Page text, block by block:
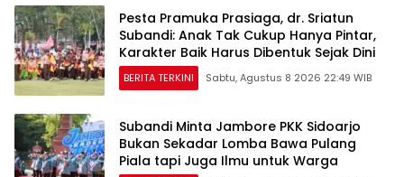
Pesta Pramuka Prasiaga, dr. Sriatun
Subandi: Anak Tak Cukup Hanya Pintar,
Karakter Baik Harus Dibentuk Sejak Dini
BERITA TERKINI Sabtu, Agustus 8 2026 22:49 WIB
Subandi Minta Jambore PKK Sidoarjo
Bukan Sekadar Lomba Bawa Pulang
Piala tapi Juga Ilmu untuk Warga